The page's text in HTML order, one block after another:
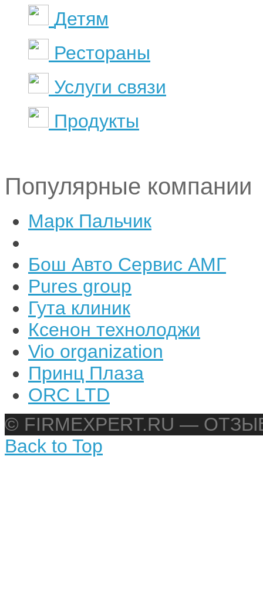
Детям
Рестораны
Услуги связи
Продукты
Популярные компании
Марк Пальчик
Бош Авто Сервис АМГ
Pures group
Гута клиник
Ксенон технолоджи
Vio organization
Принц Плаза
ORC LTD
© FIRMEXPERT.RU —
Back to Top